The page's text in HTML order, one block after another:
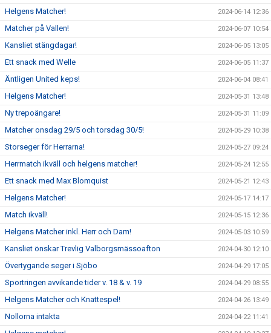
Helgens Matcher! 2024-06-14 12:36
Matcher på Vallen! 2024-06-07 10:54
Kansliet stängdagar! 2024-06-05 13:05
Ett snack med Welle 2024-06-05 11:37
Äntligen United keps! 2024-06-04 08:41
Helgens Matcher! 2024-05-31 13:48
Ny trepoängare! 2024-05-31 11:09
Matcher onsdag 29/5 och torsdag 30/5! 2024-05-29 10:38
Storseger för Herrarna! 2024-05-27 09:24
Herrmatch ikväll och helgens matcher! 2024-05-24 12:55
Ett snack med Max Blomquist 2024-05-21 12:43
Helgens Matcher! 2024-05-17 14:17
Match ikväll! 2024-05-15 12:36
Helgens Matcher inkl. Herr och Dam! 2024-05-03 10:59
Kansliet önskar Trevlig Valborgsmässoafton 2024-04-30 12:10
Övertygande seger i Sjöbo 2024-04-29 17:05
Sportringen avvikande tider v. 18 & v. 19 2024-04-29 08:55
Helgens Matcher och Knattespel! 2024-04-26 13:49
Nollorna intakta 2024-04-22 11:41